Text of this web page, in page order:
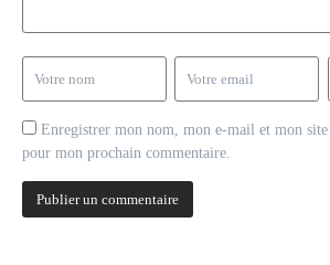
Enregistrer mon nom, mon e-mail et mon
pour mon prochain commentaire.